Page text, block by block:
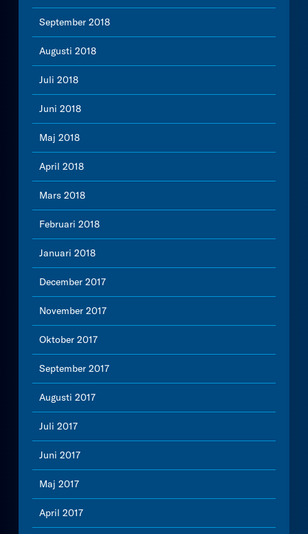
September 2018
Augusti 2018
Juli 2018
Juni 2018
Maj 2018
April 2018
Mars 2018
Februari 2018
Januari 2018
December 2017
November 2017
Oktober 2017
September 2017
Augusti 2017
Juli 2017
Juni 2017
Maj 2017
April 2017